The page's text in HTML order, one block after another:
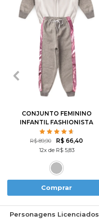
3 4 6
10 14
CONJUNTO FEMININO
INFANTIL FASHIONISTA
R$ 89,90 R$ 66,40
12x de R$ 5,83
Comprar
Personagens Licenciados